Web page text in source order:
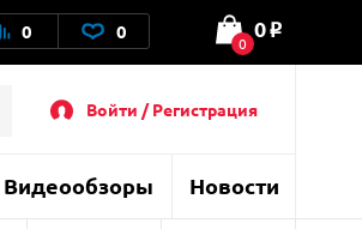
0 0 0
0 o
Войти / Регистрация
Видеообзоры Новости